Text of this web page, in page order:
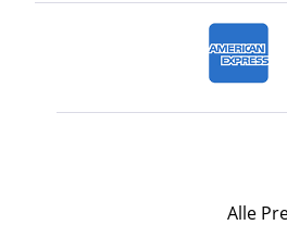
Alle